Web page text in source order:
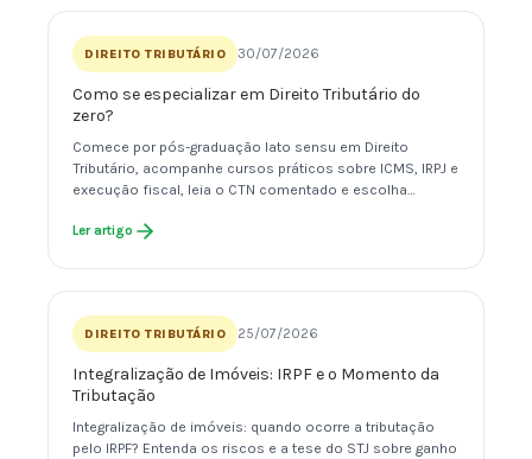
DIREITO TRIBUTÁRIO 30/07/2026
Como se especializar em Direito Tributário do
zero?
Comece por pós-graduação lato sensu em Direito
Tributário, acompanhe cursos práticos sobre ICMS, IRPJ e
execução fiscal, leia o CTN comentado e escolha…
Ler artigo
DIREITO TRIBUTÁRIO 25/07/2026
Integralização de Imóveis: IRPF e o Momento da
Tributação
Integralização de imóveis: quando ocorre a tributação
pelo IRPF? Entenda os riscos e a tese do STJ sobre ganho